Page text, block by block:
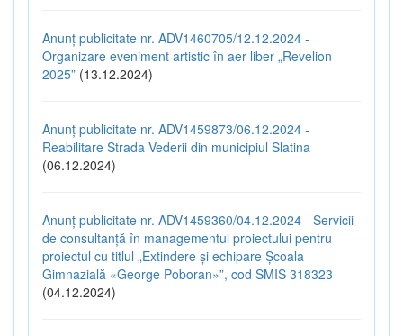
Anunț publicitate nr. ADV1460705/12.12.2024 -
Organizare eveniment artistic în aer liber „Revelion
2025” (13.12.2024)
Anunț publicitate nr. ADV1459873/06.12.2024 -
Reabilitare Strada Vederii din municipiul Slatina
(06.12.2024)
Anunț publicitate nr. ADV1459360/04.12.2024 - Servicii
de consultanță în managementul proiectului pentru
proiectul cu titlul „Extindere și echipare Școala
Gimnazială «George Poboran»”, cod SMIS 318323
(04.12.2024)